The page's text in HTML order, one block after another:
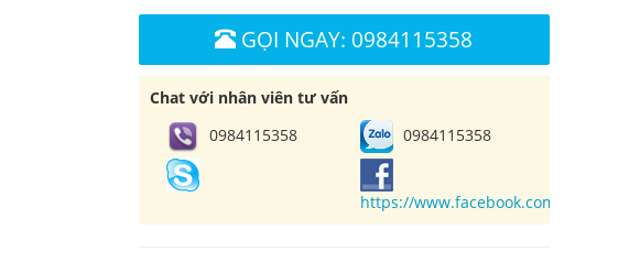
GỌI NGAY: 0984115358
Chat với nhân viên tư vấn
0984115358
0984115358
https://www.facebook.com/